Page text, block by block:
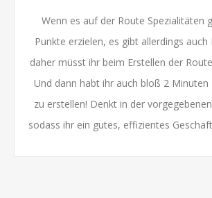
Wenn es auf der Route Spezialitäten
Punkte erzielen, es gibt allerdings auch
daher müsst ihr beim Erstellen der
Und dann habt ihr auch bloß 2 Minuten
zu erstellen! Denkt in der
sodass ihr ein gutes, effizientes